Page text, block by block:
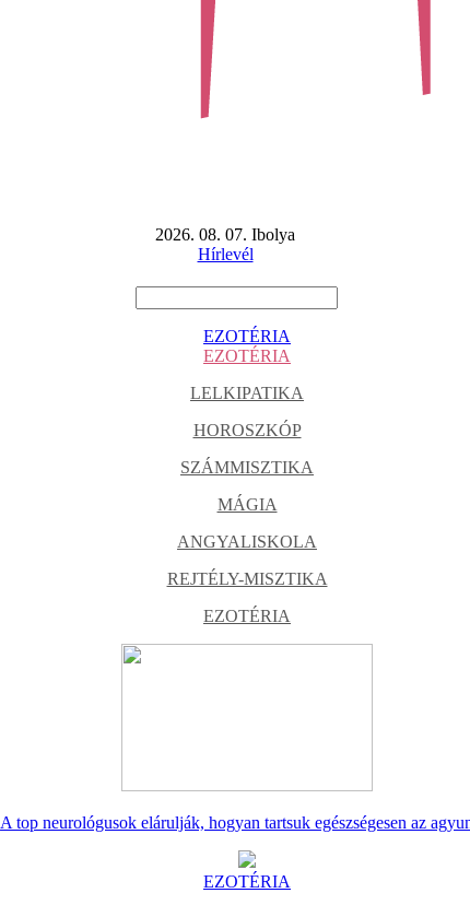
2026. 08. 07. Ibolya
Hírlevél
EZOTÉRIA
EZOTÉRIA
LELKIPATIKA
HOROSZKÓP
SZÁMMISZTIKA
MÁGIA
ANGYALISKOLA
REJTÉLY-MISZTIKA
EZOTÉRIA
A top neurológusok elárulják, hogyan tartsuk egészségesen az
EZOTÉRIA